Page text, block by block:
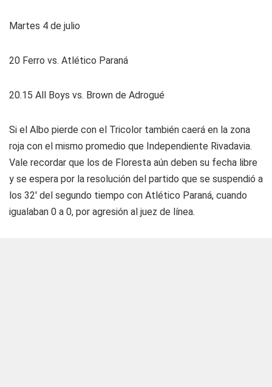
Martes 4 de julio
20 Ferro vs. Atlético Paraná
20.15 All Boys vs. Brown de Adrogué
Si el Albo pierde con el Tricolor también caerá en la zona
roja con el mismo promedio que Independiente Rivadavia.
Vale recordar que los de Floresta aún deben su fecha libre
y se espera por la resolución del partido que se suspendió a
los 32' del segundo tiempo con Atlético Paraná, cuando
igualaban 0 a 0, por agresión al juez de línea.